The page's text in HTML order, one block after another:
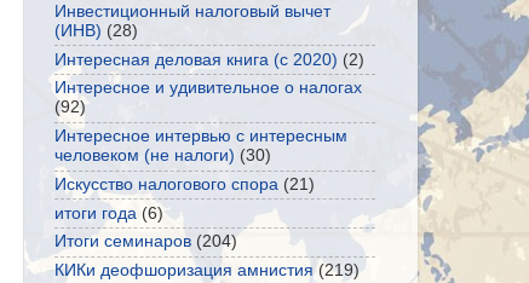
Инвестиционный налоговый вычет
(ИНВ) (28)
Интересная деловая книга (с 2020) (2)
Интересное и удивительное о налогах
(92)
Интересное интервью с интересным
человеком (не налоги) (30)
Искусство налогового спора (21)
итоги года (6)
Итоги семинаров (204)
КИКи деофшоризация амнистия (219)